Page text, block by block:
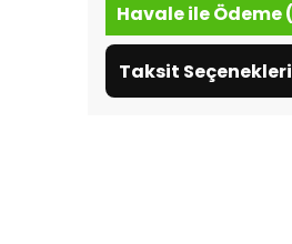
Havale ile Ödeme
Taksit Seçenekleri